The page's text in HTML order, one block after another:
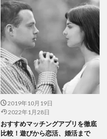
2019年10月19日
2022年1月28日
おすすめマッチングアプリを徹底
比較！遊びから恋活、婚活まで